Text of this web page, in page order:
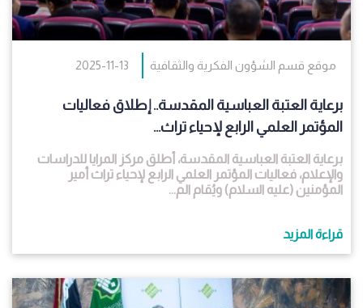
موقع قسم الشؤون الفكرية والثقافية 2025-11-13
برعاية العتبة العباسية المقدسة.. إطلاق فعاليات
المؤتمر العلمي الرابع لإحياء تراث...
برعاية العتبة العباسية المقدسة، أطلق مركز المرايا للدراسات
والإعلام، فعاليات المؤتمر العلمي الرابع لإحياء تراث أمير
المؤمنين (عليه السلام) ويُقام الم...
قراءة المزيد